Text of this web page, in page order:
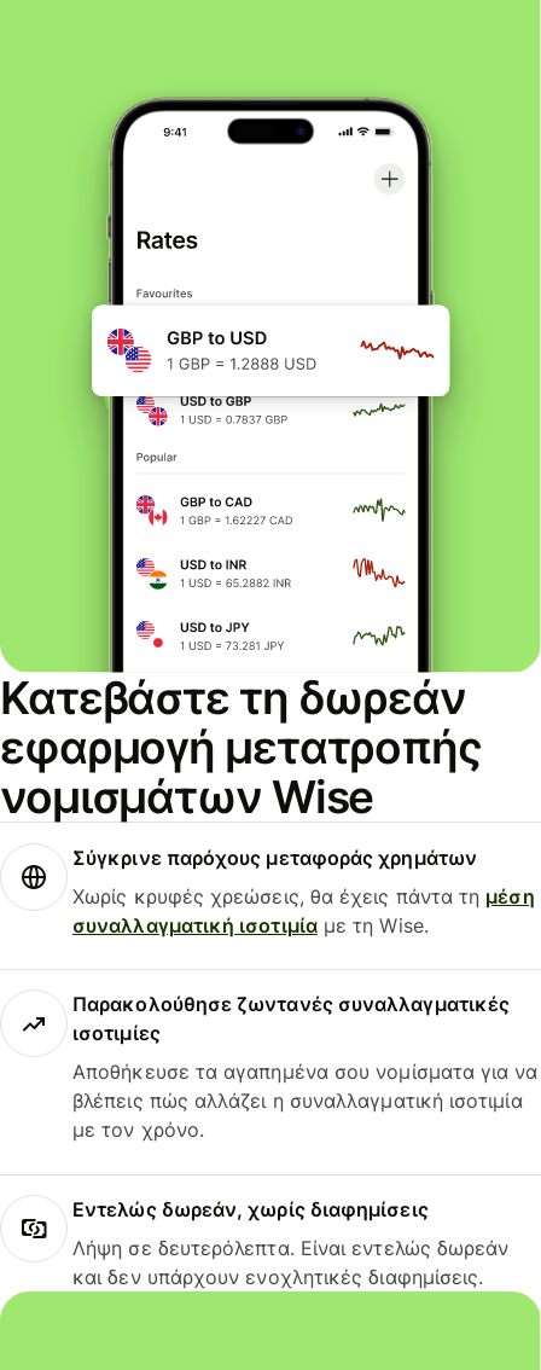
Κατεβάστε τη δωρεάν
εφαρμογή μετατροπής
νομισμάτων Wise
Σύγκρινε παρόχους μεταφοράς χρημάτων
Χωρίς κρυφές χρεώσεις, θα έχεις πάντα τη μέση
συναλλαγματική ισοτιμίαμε τη Wise.
Παρακολούθησε ζωντανές συναλλαγματικές
ισοτιμίες
Αποθήκευσε τα αγαπημένα σου νομίσματα για να
βλέπεις πώς αλλάζει η συναλλαγματική ισοτιμία
με τον χρόνο.
Εντελώς δωρεάν, χωρίς διαφημίσεις
Λήψη σε δευτερόλεπτα. Είναι εντελώς δωρεάν
και δεν υπάρχουν ενοχλητικές διαφημίσεις.